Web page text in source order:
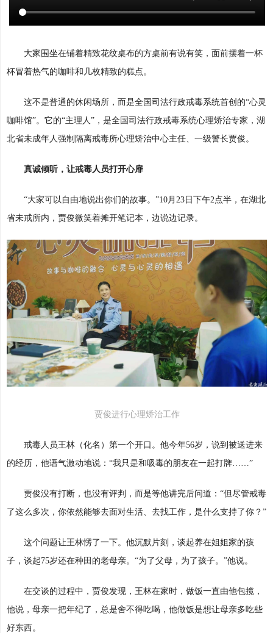
大家围坐在铺着精致花纹桌布的方桌前有说有笑，面前摆着一杯
杯冒着热气的咖啡和几枚精致的糕点。
这不是普通的休闲场所，而是全国司法行政戒毒系统首创的“心灵
咖啡馆”。它的“主理人”，是全国司法行政戒毒系统心理矫治专家，湖
北省未成年人强制隔离戒毒所心理矫治中心主任、一级警长贾俊。
真诚倾听，让戒毒人员打开心扉
“大家可以自由地说出你们的故事。”10月23日下午2点半，在湖北
省未戒所内，贾俊微笑着摊开笔记本，边说边记录。
贾俊进行心理矫治工作
戒毒人员王林（化名）第一个开口。他今年56岁，说到被送进来
的经历，他语气激动地说：“我只是和吸毒的朋友在一起打牌……”
贾俊没有打断，也没有评判，而是等他讲完后问道：“但尽管戒毒
了这么多次，你依然能够去面对生活、去找工作，是什么支持了你？”
这个问题让王林愣了一下。他沉默片刻，谈起养在姐姐家的孩
子，谈起75岁还在种田的老母亲。“为了父母，为了孩子。”他说。
在交谈的过程中，贾俊发现，王林在家时，做饭一直由他包揽，
他说，母亲一把年纪了，总是舍不得吃喝，他做饭是想让母亲多吃些
好东西。